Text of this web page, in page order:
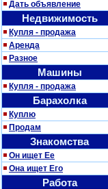
Дать объявление
Недвижимость
Купля - продажа
Аренда
Разное
Машины
Купля - продажа
Барахолка
Куплю
Продам
Знакомства
Он ищет Ее
Она ищет Его
Работа